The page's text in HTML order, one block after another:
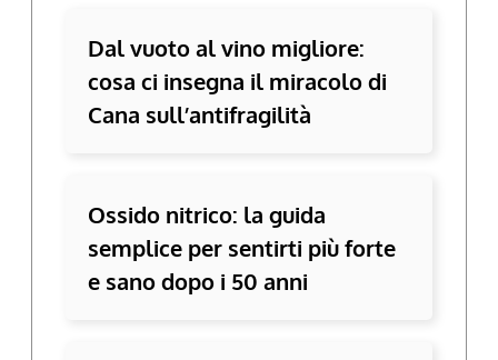
Dal vuoto al vino migliore:
cosa ci insegna il miracolo di
Cana sull’antifragilità
Ossido nitrico: la guida
semplice per sentirti più forte
e sano dopo i 50 anni